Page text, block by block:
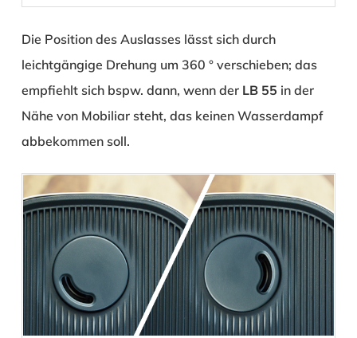
Die Position des Auslasses lässt sich durch
leichtgängige Drehung um 360 ° verschieben; das
empfiehlt sich bspw. dann, wenn der LB 55 in der
Nähe von Mobiliar steht, das keinen Wasserdampf
abbekommen soll.